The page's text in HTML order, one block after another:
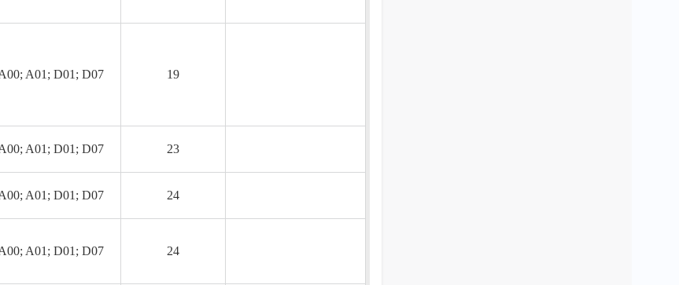
A01; D01; D07 19
A01; D01; D07 23
A01; D01; D07 24
A01; D01; D07 24